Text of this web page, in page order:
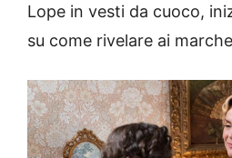
Lope in vesti da cuoco,
su come rivelare ai